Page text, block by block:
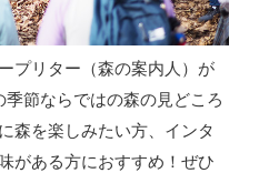
プリター（森の案内人）が
季節ならではの森の見どころ
森を楽しみたい方、インタ
がある方におすすめ！ぜひ